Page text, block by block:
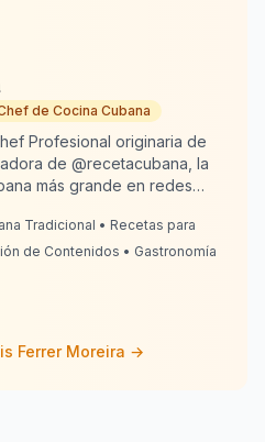
de Cocina Cubana
Profesional originaria de
de @recetacubana, la
más grande en redes
2020, se dedica a
culinaria cubana para
Con 13 años de
plato sepa "como lo hacía la
convierte en el sabor que
Tradicional • Recetas para
de Contenidos • Gastronomía
Ferrer Moreira →